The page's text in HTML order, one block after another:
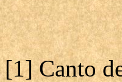
[1] Canto